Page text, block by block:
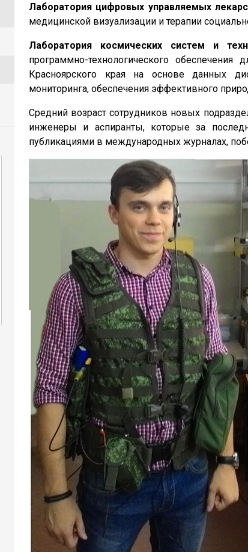
Лаборатория цифровых управляемых
медицинской визуализации и терапии
Лаборатория космических систем и
программно-технологического
Красноярского края на основе данных
мониторинга, обеспечения эффективного
Средний возраст сотрудников новых
инженеры и аспиранты, которые за
публикациями в международных журналах,